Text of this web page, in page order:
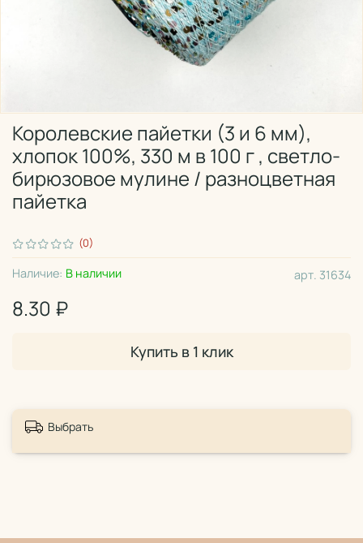
(0)
арт. 31634
Наличие: В наличии
Королевские пайетки (3 и 6 мм),
хлопок 100%, 330 м в 100 г , светло-
бирюзовое мулине / разноцветная
пайетка
8.30 ₽
Купить в 1 клик
Выбрать